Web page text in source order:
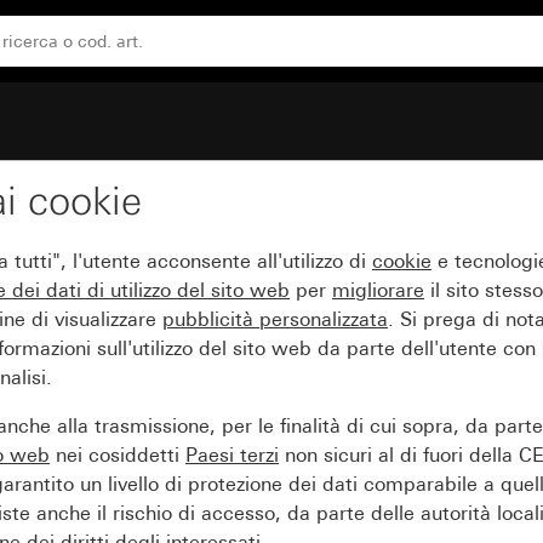
Gira Standard 55
2 moduli senza
cookie
tutti", l'utente acconsente all'utilizzo di cookie e
dei dati di utilizzo del sito web per migliorare il sito
di visualizzare pubblicità personalizzata. Si prega di
sull'utilizzo del sito web da parte dell'utente
alla trasmissione, per le finalità di cui sopra, da
web nei cosiddetti Paesi terzi non sicuri al di fuori della
un livello di protezione dei dati comparabile a
anche il rischio di accesso, da parte delle autorità